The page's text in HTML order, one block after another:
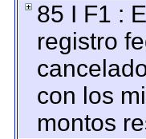
85 I F1 :
registro
con los
montos